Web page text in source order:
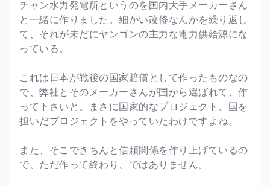
チャン水力発電所というのを国内大手メーカーさん
と一緒に作りました。細かい改修なんかを繰り返し
て、それが未だにヤンゴンの主力な電力供給源にな
っている。
これは日本が戦後の国家賠償として作ったものなの
で、弊社とそのメーカーさんが国から選ばれて、作
って下さいと。まさに国家的なプロジェクト、国を
担いだプロジェクトをやっていたわけですよね。
また、そこできちんと信頼関係を作り上げているの
で、ただ作って終わり、ではありません。